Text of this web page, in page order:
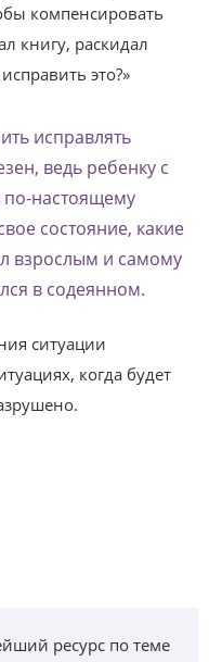
компенсировать
книгу, раскидал
это?»
исправлять
ведь ребенку с
настоящему
состояние, какие
взрослым и самому
в содеянном.
ситуации
когда будет
ресурс по теме